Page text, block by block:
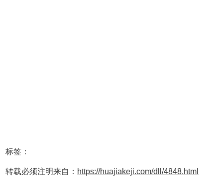
标签：
转载必须注明来自： https://huajiakeji.com/dll/4848.html